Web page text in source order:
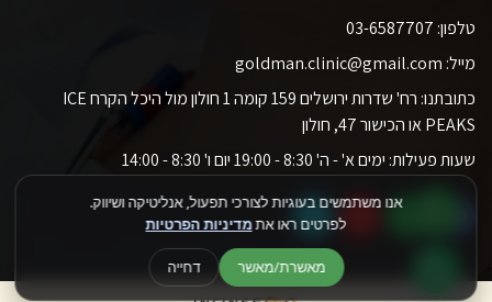
אנו משתמשים בעוגיות לצורכי תפעול, אנליטיקה ושיווק.
לפרטים ראו אתמדיניות הפרטיות
מאשרת/מאשר דחייה
טלפון: 03-6587707
מייל: goldman.clinic@gmail.com
כתובתנו: רח' שדרות ירושלים 159 קומה 1 חולון מול היכל הקרח ICE
PEAKS או הכישור 47, חולון
שעות פעילות: ימים א' - ה' 8:30 - 19:00 יום ו' 8:30 - 14:00